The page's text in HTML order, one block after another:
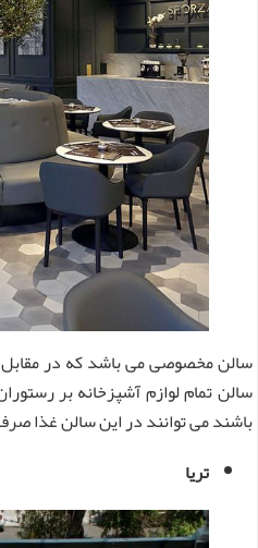
سالن مخصوصی می باشد که در
سالن تمام لوازم آشپزخانه بر
باشند می توانند در این سالن غذا
تریا